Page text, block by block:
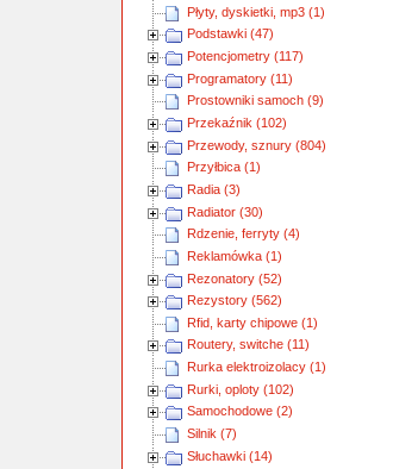
Płyty, dyskietki, mp3 (1)
Podstawki (47)
Potencjometry (117)
Programatory (11)
Prostowniki samoch (9)
Przekaźnik (102)
Przewody, sznury (804)
Przyłbica (1)
Radia (3)
Radiator (30)
Rdzenie, ferryty (4)
Reklamówka (1)
Rezonatory (52)
Rezystory (562)
Rfid, karty chipowe (1)
Routery, switche (11)
Rurka elektroizolacy (1)
Rurki, oploty (102)
Samochodowe (2)
Silnik (7)
Słuchawki (14)